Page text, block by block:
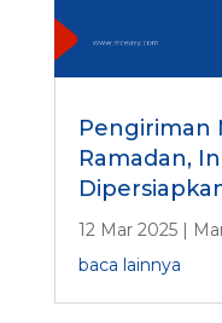
Pengiriman
Ramadan,
12 Mar 2025|
baca lainnya